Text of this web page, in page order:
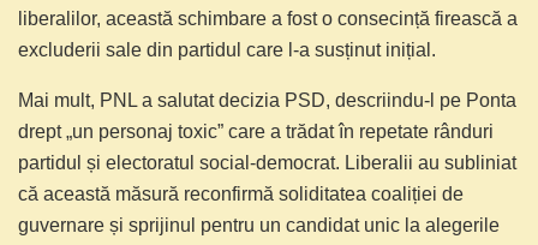
liberalilor, această schimbare a fost o consecință firească a
excluderii sale din partidul care l-a susținut inițial.
Mai mult, PNL a salutat decizia PSD, descriindu-l pe Ponta
drept „un personaj toxic” care a trădat în repetate rânduri
partidul și electoratul social-democrat. Liberalii au subliniat
că această măsură reconfirmă soliditatea coaliției de
guvernare și sprijinul pentru un candidat unic la alegerile